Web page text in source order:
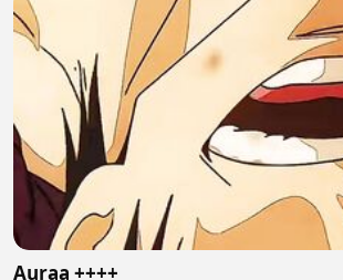
Auraa ++++